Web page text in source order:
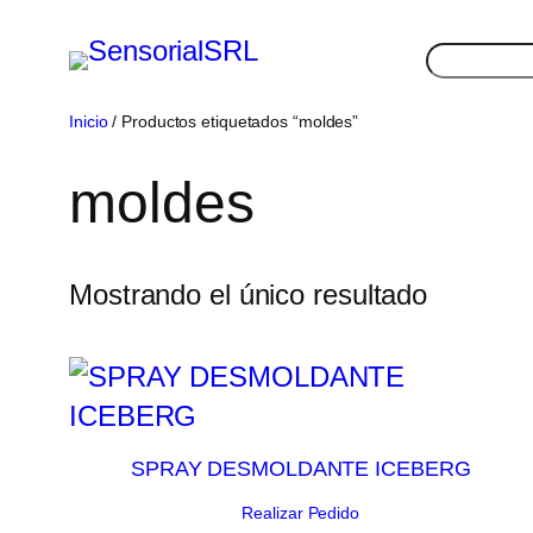
Buscar
Inicio/ Productos etiquetados “moldes”
moldes
Mostrando el único resultado
SPRAY DESMOLDANTE ICEBERG
Realizar Pedido